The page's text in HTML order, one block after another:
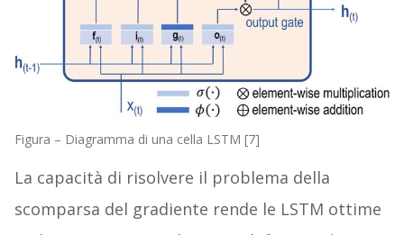
Figura – Diagramma di una cella LSTM [7]
La capacità di risolvere il problema della
scomparsa del gradiente rende le LSTM ottime